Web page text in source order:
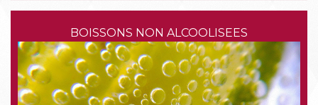
BOISSONS NON ALCOOLISEES